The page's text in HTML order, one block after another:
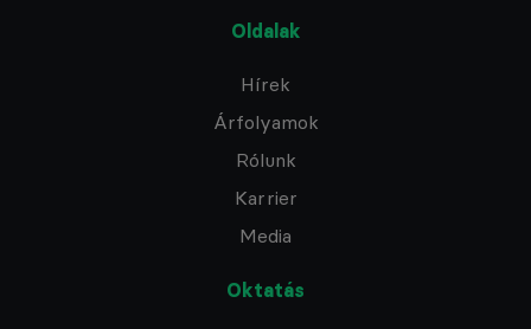
Oldalak
Hírek
Árfolyamok
Rólunk
Karrier
Media
Oktatás